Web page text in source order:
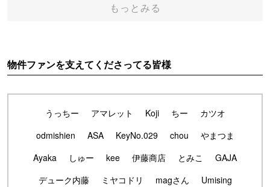
もっとみる
物件ファンを支えてくださってる皆様
うっちー アマレット Koji ちー
カツオ
odmishien
ASA KeyNo.029 chou
やまつま
Ayaka
しゅー kee 伊藤商店 とみこ
GAJA
デューク内藤
ミヤコドリ magさん
Umising